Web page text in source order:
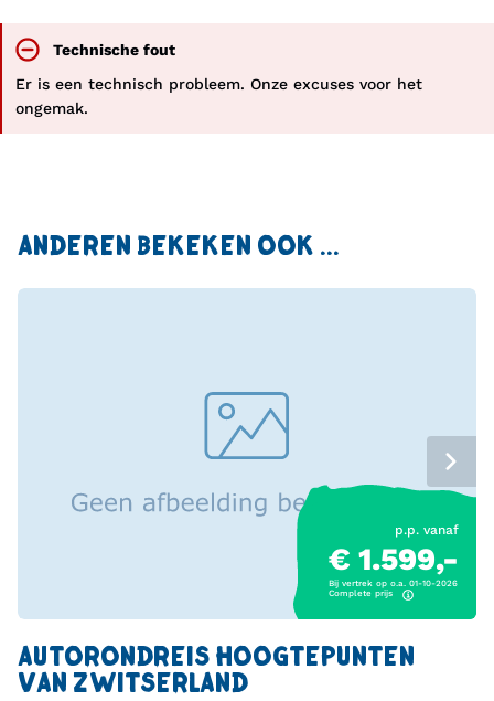
Technische fout
Er is een technisch probleem. Onze excuses voor het
ongemak.
ANDEREN BEKEKEN OOK ...
Bij vertrek op o.a. 01-10-2026
Complete prijs
p.p. vanaf
€ 1.599,-
AUTORONDREIS HOOGTEPUNTEN
VAN ZWITSERLAND